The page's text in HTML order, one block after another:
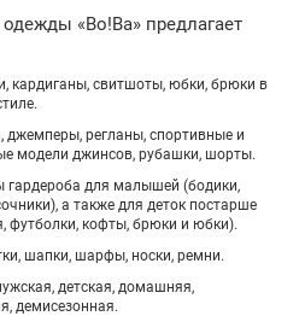
«Во!Ва» предлагает
кардиганы, свитшоты, юбки, брюки в
регланы, спортивные и
модели джинсов, рубашки, шорты.
гардероба для малышей (бодики,
а также для деток постарше
футболки, кофты, брюки и юбки).
шапки, шарфы, носки, ремни.
детская, домашняя,
демисезонная.